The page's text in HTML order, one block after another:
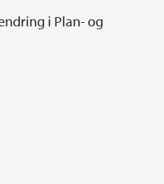
i Plan- og